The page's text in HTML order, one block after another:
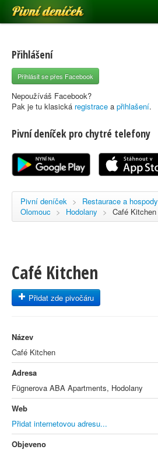
Pivní deníček
Pivní mapa
Pivní značky
Nápověda
Registrace
Přihlášení
Přihlásit se přes Facebook
Nepoužíváš Facebook?
Pak je tu klasická registrace a přihlašení.
Pivní deníček pro chytré telefony
Pivní deníček > Restaurace a hospody
Olomouc > Hodolany > Café Kitchen
Café Kitchen
Přidat zde pivočáru
Název
Café Kitchen
Adresa
Fügnerova ABA Apartments, Hodolany
Web
Přidat internetovou adresu...
Objeveno